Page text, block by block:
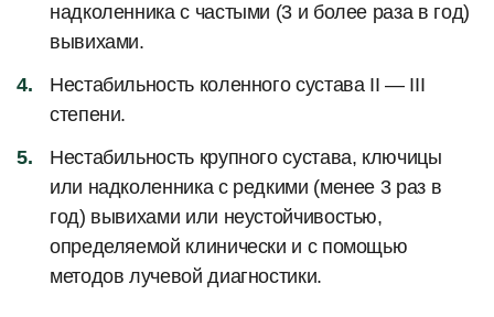
надколенника с частыми (3 и более раза в год)
вывихами.
Нестабильность коленного сустава II — III
степени.
Нестабильность крупного сустава, ключицы
или надколенника с редкими (менее 3 раз в
год) вывихами или неустойчивостью,
определяемой клинически и с помощью
методов лучевой диагностики.